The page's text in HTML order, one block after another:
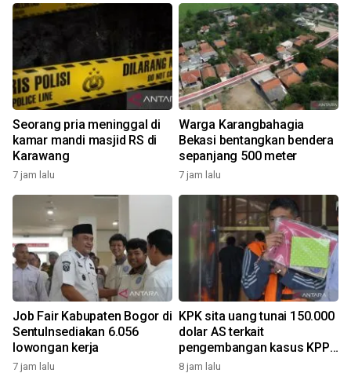
Seorang pria meninggal di
kamar mandi masjid RS di
Karawang
7 jam lalu
Warga Karangbahagia
Bekasi bentangkan bendera
sepanjang 500 meter
7 jam lalu
Job Fair Kabupaten Bogor di
Sentulnsediakan 6.056
lowongan kerja
7 jam lalu
KPK sita uang tunai 150.000
dolar AS terkait
pengembangan kasus KPP
Banjarmasin
8 jam lalu